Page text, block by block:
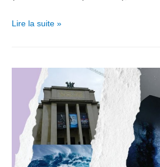
Zoom
Les
couleurs
vibrantes
Mark
Rothko
Lire la suite »